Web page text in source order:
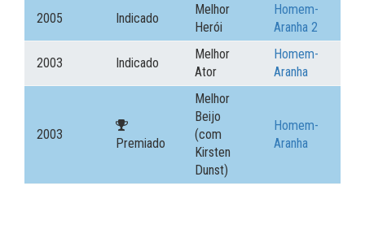
2005 Indicado
Melhor
Herói
Homem-
Aranha 2
2003 Indicado
Melhor
Ator
Homem-
Aranha
2003
Premiado
Melhor
Beijo
(com
Kirsten
Dunst)
Homem-
Aranha